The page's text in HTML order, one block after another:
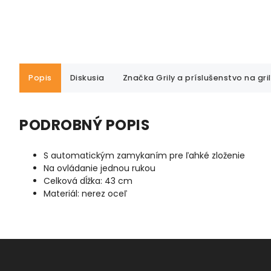
Popis Diskusia Značka Grily a príslušenstvo na
PODROBNÝ POPIS
S automatickým zamykaním pre ľahké zloženie
Na ovládanie jednou rukou
Celková dĺžka: 43 cm
Materiál: nerez oceľ